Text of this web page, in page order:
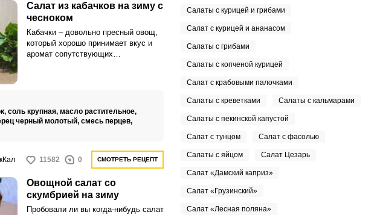
Салат из кабачков на зиму с
чесноком
Кабачки – довольно пресный овощ,
который хорошо принимает вкус и
аромат сопутствующих
соль крупная, масло растительное,
черный молотый, смесь перцев,
11582 0 СМОТРЕТЬ РЕЦЕПТ
Овощной салат со
скумбрией на зиму
Пробовали ли вы когда-нибудь салат
Салаты с курицей и грибами
Салат с курицей и ананасом
Салаты с грибами
Салаты с копченой курицей
Салат с крабовыми палочками
Салаты с креветками Салаты с кальмарами
Салаты с пекинской капустой
Салат с тунцом Салат с фасолью
Салаты с яйцом Салат Цезарь
Салат «Дамский каприз»
Салат «Грузинский»
Салат «Лесная поляна»